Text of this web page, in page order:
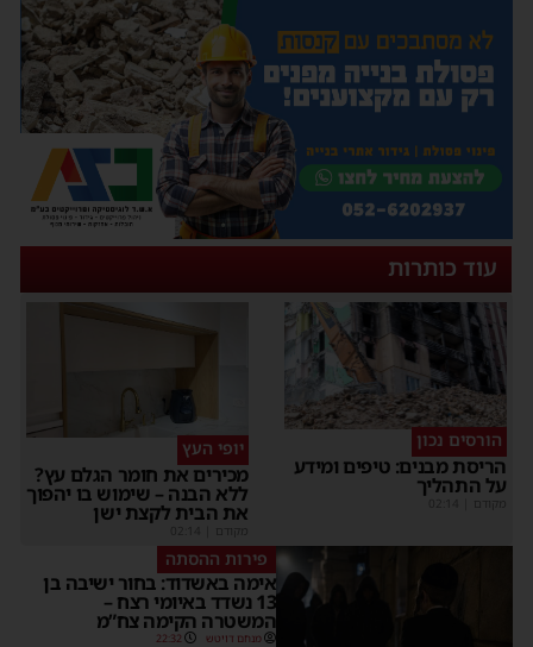
עוד כותרות
הורסים נכון
הריסת מבנים: טיפים ומידע
על התהליך
מקודם
יופי העץ
מכירים את חומר הגלם עץ?
ללא הבנה – שימוש בו יהפוך
את הבית לקצת ישן
מקודם
פירות ההסתה
אימה באשדוד: בחור ישיבה בן
13 נשדד באיומי רצח –
המשטרה הקימה צח”מ
מנחם דויטש 22:32